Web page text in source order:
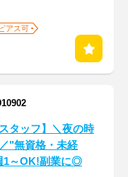
ピアス可
タッフ】＼夜の時
"無資格・未経
～OK!副業に◎